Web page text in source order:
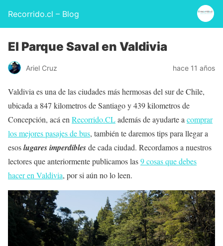
Recorrido.cl – Blog
El Parque Saval en Valdivia
Ariel Cruz hace 11 años
Valdivia es una de las ciudades más hermosas del sur de Chile,
ubicada a 847 kilometros de Santiago y 439 kilometros de
Concepción, acá en Recorrido.CLademás de ayudarte a comprar
los mejores pasajes de bus, también te daremos tips para llegar a
esoslugares imperdiblesde cada ciudad. Recordamos a nuestros
lectores que anteriormente publicamos las9 cosas que debes
hacer en Valdivia, por si aún no lo leen.